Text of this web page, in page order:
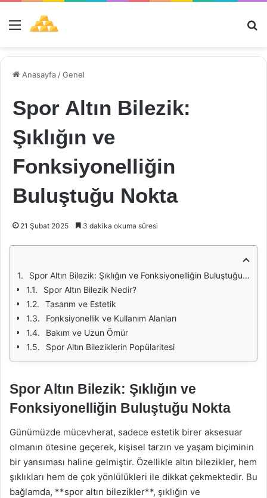
Menü
Anasayfa /Genel
Spor Altın Bilezik:
Şıklığın ve
Fonksiyonelliğin
Buluştuğu Nokta
21 Şubat 2025 3 dakika okuma süresi
Spor Altın Bilezik: Şıklığın ve Fonksiyonelliğin Buluştuğu Nokta
Spor Altın Bilezik Nedir?
Tasarım ve Estetik
Fonksiyonellik ve Kullanım Alanları
Bakım ve Uzun Ömür
Spor Altın Bileziklerin Popülaritesi
Spor Altın Bilezik: Şıklığın ve
Fonksiyonelliğin Buluştuğu Nokta
Günümüzde mücevherat, sadece estetik birer aksesuar
olmanın ötesine geçerek, kişisel tarzın ve yaşam biçiminin
bir yansıması haline gelmiştir. Özellikle altın bilezikler, hem
şıklıkları hem de çok yönlülükleri ile dikkat çekmektedir. Bu
bağlamda, **spor altın bilezikler**, şıklığın ve